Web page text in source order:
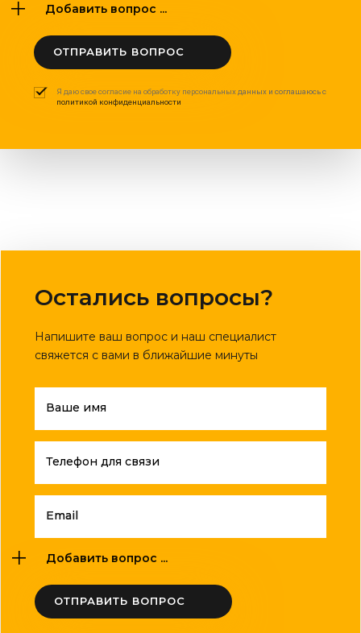
Добавить вопрос ...
ОТПРАВИТЬ ВОПРОС
Я даю свое согласие на обработку персональных данных и соглашаюсь с
политикой конфиденциальности
Остались вопросы?
Напишите ваш вопрос и наш специалист
свяжется с вами в ближайшие минуты
Ваше имя
Телефон для связи
Email
Добавить вопрос ...
ОТПРАВИТЬ ВОПРОС